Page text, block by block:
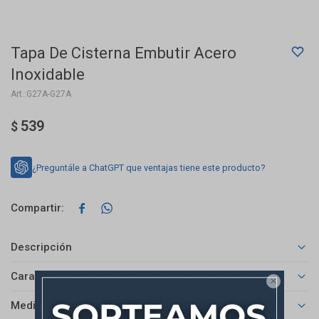

Tapa De Cisterna Embutir Acero
Inoxidable
G27A-G27A
$ 539
¿Preguntále a ChatGPT que ventajas tiene este producto?
 
Descripción
Características
Medios de pago